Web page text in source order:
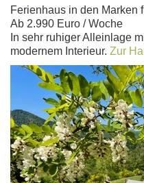
Ferienhaus in den Marken
Ab 2.990 Euro / Woche
In sehr ruhiger Alleinlage
modernem Interieur. Zur